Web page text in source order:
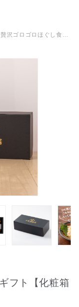
ロゴロほぐし食べ比べギフト【化粧箱包装付/オンライン限定】
フト【化粧箱